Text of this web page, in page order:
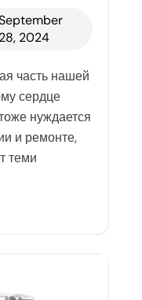
28, 2024
часть нашей
сердце
нуждается
и ремонте,
теми